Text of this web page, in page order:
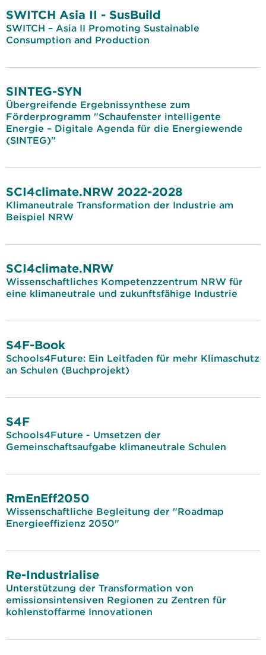
SWITCH Asia II - SusBuild
SWITCH – Asia II Promoting Sustainable
Consumption and Production
SINTEG-SYN
Übergreifende Ergebnissynthese zum
Förderprogramm "Schaufenster intelligente
Energie – Digitale Agenda für die Energiewende
(SINTEG)"
SCI4climate.NRW 2022-2028
Klimaneutrale Transformation der Industrie am
Beispiel NRW
SCI4climate.NRW
Wissenschaftliches Kompetenzzentrum NRW für
eine klimaneutrale und zukunftsfähige Industrie
S4F-Book
Schools4Future: Ein Leitfaden für mehr Klimaschutz
an Schulen (Buchprojekt)
S4F
Schools4Future - Umsetzen der
Gemeinschaftsaufgabe klimaneutrale Schulen
RmEnEff2050
Wissenschaftliche Begleitung der "Roadmap
Energieeffizienz 2050"
Re-Industrialise
Unterstützung der Transformation von
emissionsintensiven Regionen zu Zentren für
kohlenstoffarme Innovationen